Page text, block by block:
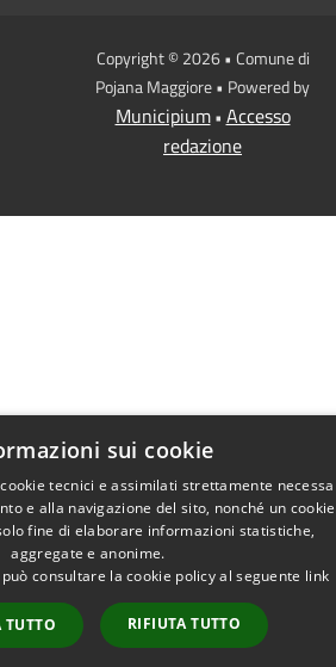
Copyright © 2026 • Comune di
Pojana Maggiore • Powered by
Municipium• Accesso
redazione
sui cookie
tecnici e assimilati strettamente
e alla navigazione del sito, nonché un cookie
fine di elaborare informazioni statistiche,
aggregate e anonime.
consultare la cookie policy al seguente link
TUTTO RIFIUTA TUTTO